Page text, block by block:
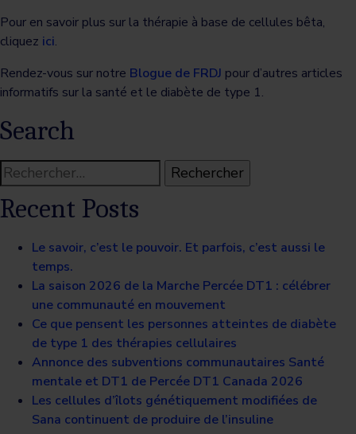
Pour en savoir plus sur la thérapie à base de cellules bêta,
cliquez ici.
Rendez-vous sur notre Blogue de FRDJ pour d’autres articles
informatifs sur la santé et le diabète de type 1.
Search
Rechercher :
Recent Posts
Le savoir, c’est le pouvoir. Et parfois, c’est aussi le
temps.
La saison 2026 de la Marche Percée DT1 : célébrer
une communauté en mouvement
Ce que pensent les personnes atteintes de diabète
de type 1 des thérapies cellulaires
Annonce des subventions communautaires Santé
mentale et DT1 de Percée DT1 Canada 2026
Les cellules d’îlots génétiquement modifiées de
Sana continuent de produire de l’insuline